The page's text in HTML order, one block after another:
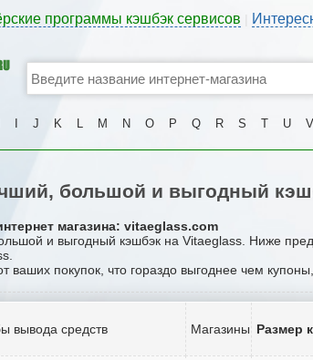
программы кэшбэк сервисов
J K L M N O P Q R S T U V
большой и выгодный
магазина: vitaeglass.com
и выгодный кэшбэк на Vitaeglass. Ниже
ваших покупок, что гораздо выгоднее чем
вывода средств Магазины Размер